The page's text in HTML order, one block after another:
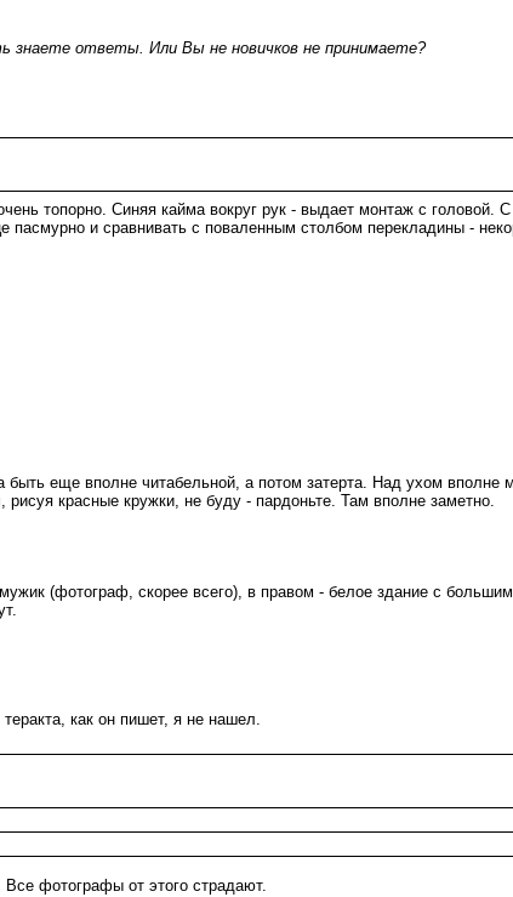
ответы. Или Вы не новичков не принимаете?
топорно. Синяя кайма вокруг рук - выдает монтаж с головой.
и сравнивать с поваленным столбом перекладины -
еще вполне читабельной, а потом затерта. Над ухом
красные кружки, не буду - пардоньте. Там вполне заметно.
(фотограф, скорее всего), в правом - белое здание с
как он пишет, я не нашел.
фотографы от этого страдают.